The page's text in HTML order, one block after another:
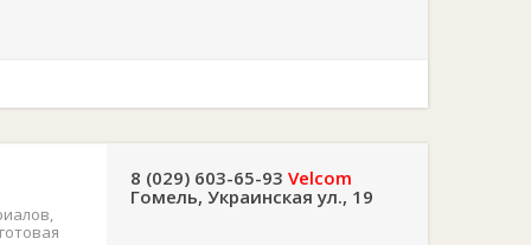
8 (029) 603-65-93 Velcom
Гомель, Украинская ул., 19